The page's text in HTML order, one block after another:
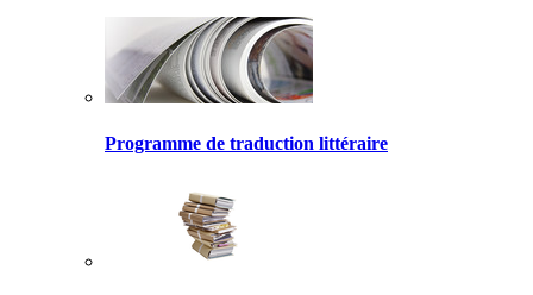
Programme de traduction littéraire